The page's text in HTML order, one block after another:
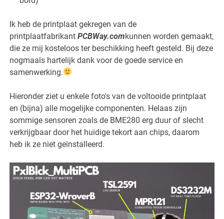
Ik heb de printplaat gekregen van de
printplaatfabrikantPCBWay.comkunnen worden gemaakt,
die ze mij kosteloos ter beschikking heeft gesteld. Bij deze
nogmaals hartelijk dank voor de goede service en
samenwerking.
Hieronder ziet u enkele foto's van de voltooide printplaat
en (bijna) alle mogelijke componenten. Helaas zijn
sommige sensoren zoals de BME280 erg duur of slecht
verkrijgbaar door het huidige tekort aan chips, daarom
heb ik ze niet geïnstalleerd.